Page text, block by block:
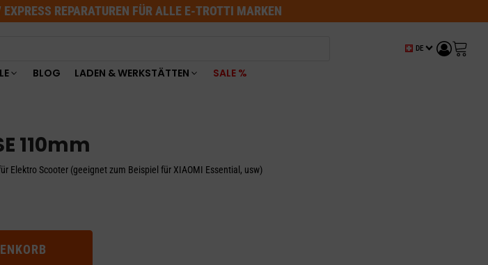
REPARATUREN FÜR ALLE E-TROTTI MARKEN
DE
BLOG LADEN & WERKSTÄTTEN SALE %
110mm
Elektro Scooter (geeignet zum Beispiel für XIAOMI Essential, usw)